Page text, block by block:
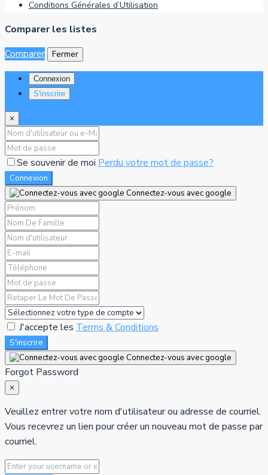
Conditions Générales d’Utilisation
Comparer les listes
Comparer
Fermer
Connexion
S'inscrire
×
Se souvenir de moi Perdu votre mot de passe?
Connexion
Connectez-vous avec google
J'accepte les Terms & Conditions
S'inscrire
Connectez-vous avec google
Forgot Password
×
Veuillez entrer votre nom d'utilisateur ou adresse de courriel.
Vous recevrez un lien pour créer un nouveau mot de passe par
courriel.